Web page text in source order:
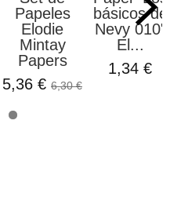
Papeles
Elodie
Mintay
Papers
5,36 € 6,30 €
básicos de
Nevy 010"
El...
1,34 €